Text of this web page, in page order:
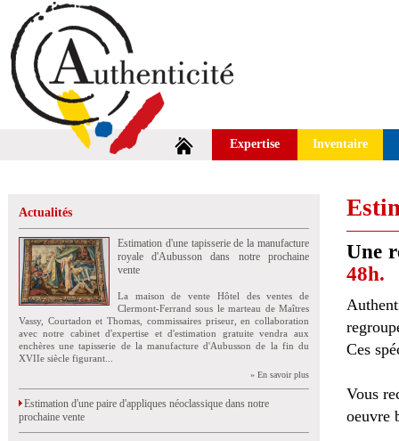
Expertise Inventaire
Actualités
Estimation d'une tapisserie de la manufacture
royale d'Aubusson dans notre prochaine
vente
La maison de vente Hôtel des ventes de
Clermont-Ferrand sous le marteau de Maîtres
Vassy, Courtadon et Thomas, commissaires priseur, en collaboration
avec notre cabinet d'expertise et d'estimation gratuite vendra aux
enchères une tapisserie de la manufacture d'Aubusson de la fin du
XVIIe siècle figurant...
» En savoir plus
Estimation d'une paire d'appliques néoclassique dans notre
prochaine vente
Une
48h.
Ces
Vous
oeuvre